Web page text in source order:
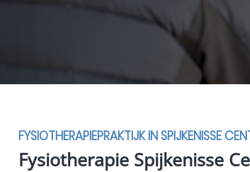
FYSIOTHERAPIEPRAKTIJK IN SPIJKENISSE
Fysiotherapie Spijkenisse